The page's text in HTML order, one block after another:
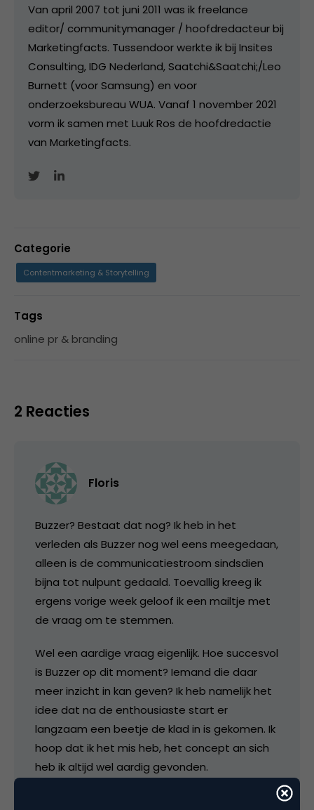
Van april 2007 tot juni 2011 was ik freelance
editor/ communitymanager / hoofdredacteur bij
Marketingfacts. Tussendoor werkte ik bij Insites
Consulting, IDG Nederland, Saatchi&Saatchi;/Leo
Burnett (voor Samsung) en voor
onderzoeksbureau WUA. Vanaf 1 november 2021
vorm ik samen met Luuk Ros de hoofdredactie
van Marketingfacts.
Categorie
Contentmarketing & Storytelling
Tags
online pr & branding
2 Reacties
Floris
Buzzer? Bestaat dat nog? Ik heb in het
verleden als Buzzer nog wel eens meegedaan,
alleen is de communicatiestroom sindsdien
bijna tot nulpunt gedaald. Toevallig kreeg ik
ergens vorige week geloof ik een mailtje met
de vraag om te stemmen.
Wel een aardige vraag eigenlijk. Hoe succesvol
is Buzzer op dit moment? Iemand die daar
meer inzicht in kan geven? Ik heb namelijk het
idee dat na de enthousiaste start er
langzaam een beetje de klad in is gekomen. Ik
hoop dat ik het mis heb, het concept an sich
heb ik altijd wel aardig gevonden.